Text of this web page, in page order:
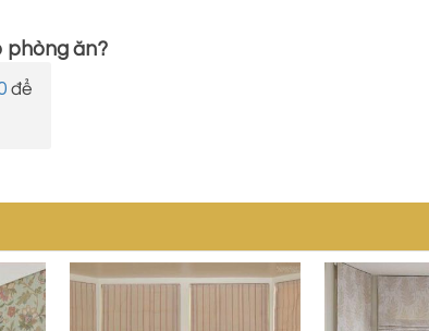
phòng ăn?
để